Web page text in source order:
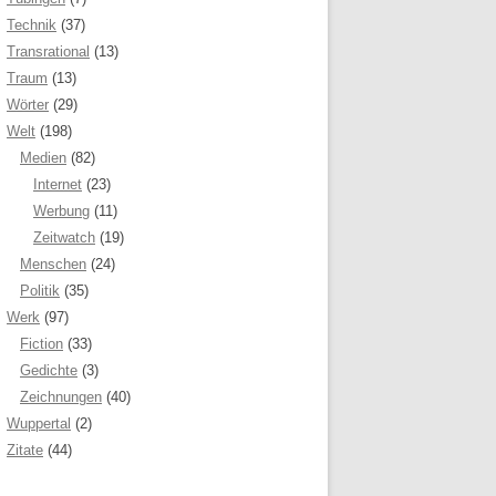
Technik (37)
Transrational (13)
Traum (13)
Wörter (29)
Welt (198)
Medien (82)
Internet (23)
Werbung (11)
Zeitwatch (19)
Menschen (24)
Politik (35)
Werk (97)
Fiction (33)
Gedichte (3)
Zeichnungen (40)
Wuppertal (2)
Zitate (44)